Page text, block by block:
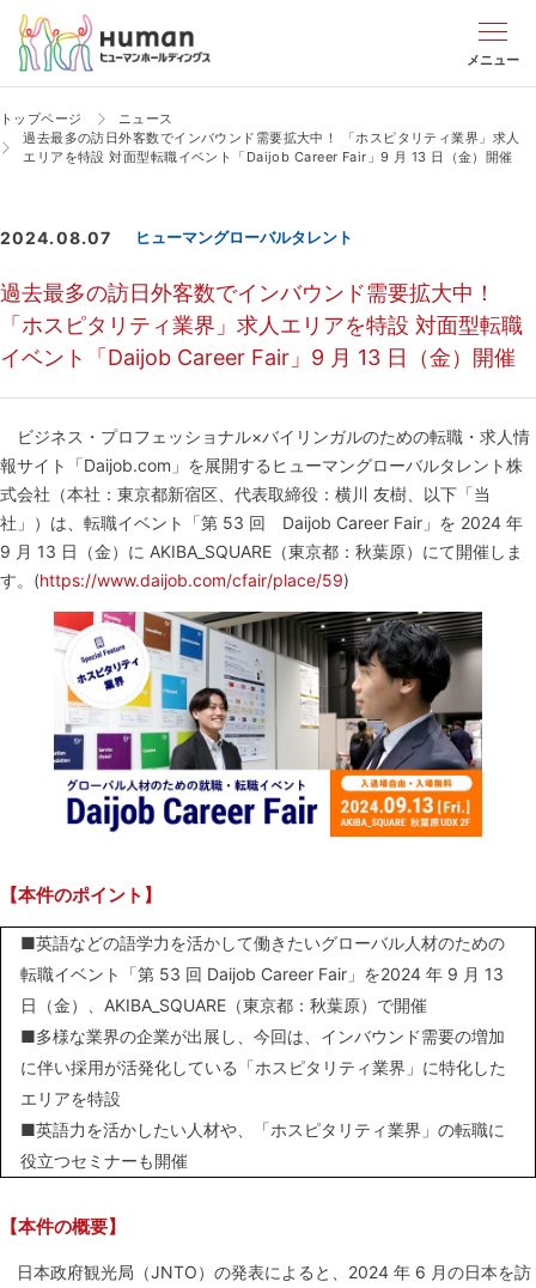
メニュー
トップページ
ニュース
過去最多の訪日外客数でインバウンド需要拡大中！ 「ホスピタリティ業界」求人
エリアを特設 対面型転職イベント「Daijob Career Fair」9 月 13 日（金）開催
2024.08.07 ヒューマングローバルタレント
過去最多の訪日外客数でインバウンド需要拡大中！
「ホスピタリティ業界」求人エリアを特設 対面型転職
イベント「Daijob Career Fair」9 月 13 日（金）開催
ビジネス・プロフェッショナル×バイリンガルのための転職・求人情
報サイト「Daijob.com」を展開するヒューマングローバルタレント株
式会社（本社：東京都新宿区、代表取締役：横川 友樹、以下「当
社」）は、転職イベント「第 53 回 Daijob Career Fair」を 2024 年
9 月 13 日（金）に AKIBA_SQUARE（東京都：秋葉原）にて開催しま
す。(https://www.daijob.com/cfair/place/59)
【本件のポイント】
■英語などの語学力を活かして働きたいグローバル人材のための
転職イベント「第 53 回 Daijob Career Fair」を2024 年 9 月 13
日（金）、AKIBA_SQUARE（東京都：秋葉原）で開催
■多様な業界の企業が出展し、今回は、インバウンド需要の増加
に伴い採用が活発化している「ホスピタリティ業界」に特化した
エリアを特設
■英語力を活かしたい人材や、「ホスピタリティ業界」の転職に
役立つセミナーも開催
【本件の概要】
日本政府観光局（JNTO）の発表によると、2024 年 6 月の日本を訪